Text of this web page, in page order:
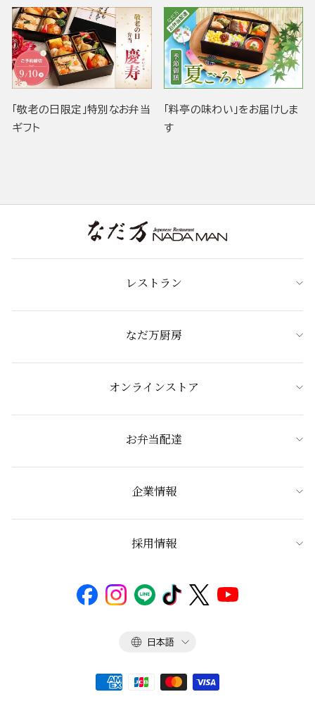
「敬老の日限定」特別なお弁当
ギフト
「料亭の味わい」をお届けしま
す
レストラン
なだ万厨房
オンラインストア
お弁当配達
企業情報
採用情報
言
日本語